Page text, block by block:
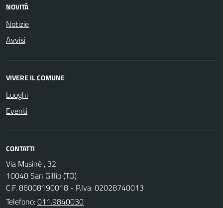
NOVITÀ
Notizie
Avvisi
VIVERE IL COMUNE
Luoghi
Eventi
CONTATTI
Via Musinè , 32
10040 San Gillio (TO)
C.F. 86008190018 - P.Iva: 02028740013
Telefono:011.9840030